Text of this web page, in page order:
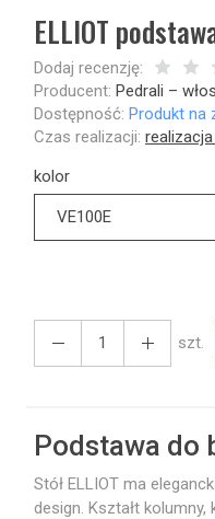
ELLIOT
Dodaj recenzję:
Producent: Pedrali –
Dostępność: Produkt na
Czas realizacji:
kolor
VE100E
szt.
Podstawa do
Stół ELLIOT ma
design. Kształt